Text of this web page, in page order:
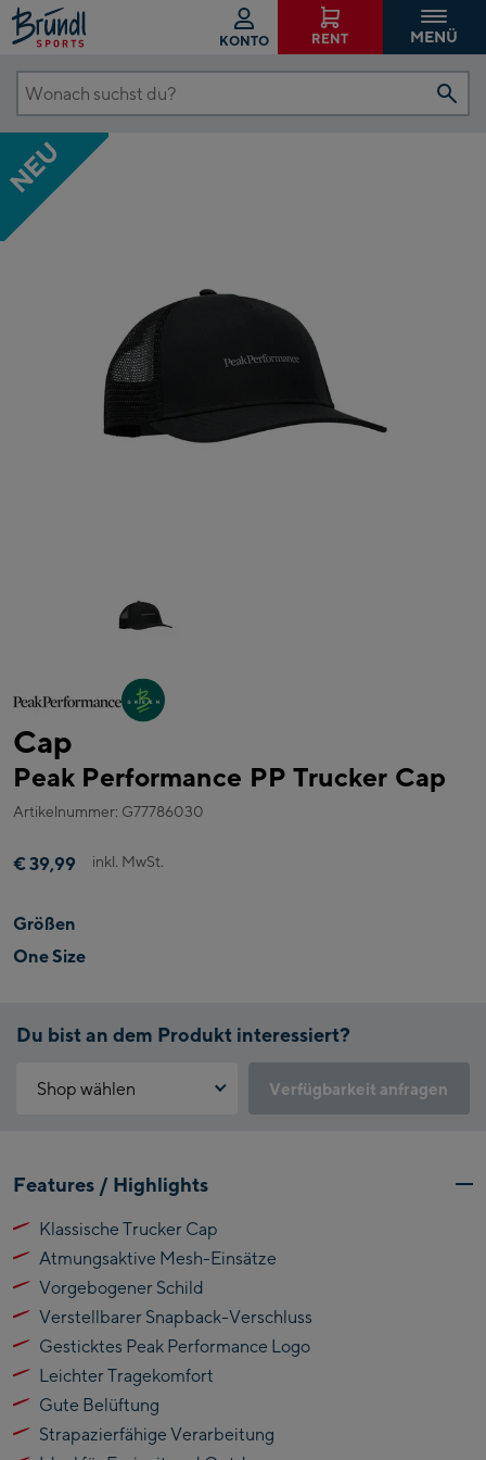
KONTO RENT MENÜ
Wonach
suchst
du?
NEU
Cap
Peak Performance PP Trucker Cap
Artikelnummer: G77786030
€ 39,99 inkl. MwSt.
Größen
One Size
Du bist an dem Produkt interessiert?
Shop wählen
Flagshipstore Kaprun
Maiskogelbahn
Talstation / Valley
station
Kitzsteinhorn
Alpincenter
(Bergstation / Top
station)
Bikeworld Kaprun
Kaprun Outlet
Bike-Servicecenter
Verfügbarkeit anfragen
Klicke hierfür einfach auf folgenden Link.
Click & Reserve zulassen
Features / Highlights
Klassische Trucker Cap
Atmungsaktive Mesh-Einsätze
Vorgebogener Schild
Verstellbarer Snapback-Verschluss
Gesticktes Peak Performance Logo
Leichter Tragekomfort
Gute Belüftung
Strapazierfähige Verarbeitung